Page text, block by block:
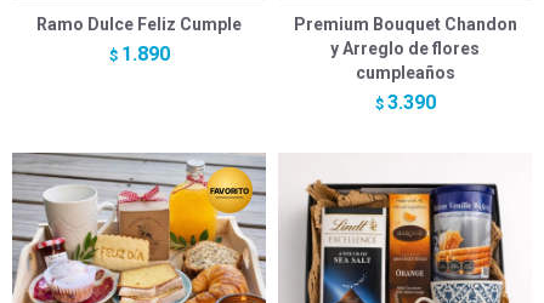
Ramo Dulce Feliz Cumple
$ 1.890
Premium Bouquet Chandon
y Arreglo de flores
cumpleaños
$ 3.390